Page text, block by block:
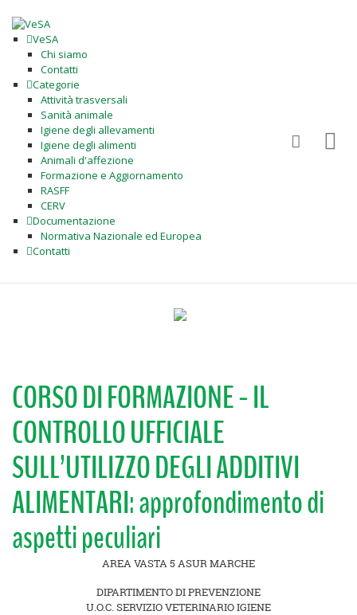
VeSA
Chi siamo
Contatti
Categorie
Attività trasversali
Sanità animale
Igiene degli allevamenti
Igiene degli alimenti
Animali d'affezione
Formazione e Aggiornamento
RASFF
CERV
Documentazione
Normativa Nazionale ed Europea
Contatti
CORSO DI FORMAZIONE - IL
CONTROLLO UFFICIALE
SULL’UTILIZZO DEGLI ADDITIVI
ALIMENTARI: approfondimento di
aspetti peculiari
AREA VASTA 5 ASUR MARCHE
DIPARTIMENTO DI PREVENZIONE
U.O.C. SERVIZIO VETERINARIO IGIENE